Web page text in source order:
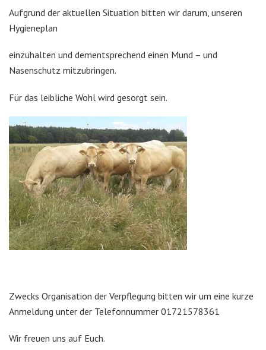
Aufgrund der aktuellen Situation bitten wir darum, unseren
Hygieneplan
einzuhalten und dementsprechend einen Mund – und
Nasenschutz mitzubringen.
Für das leibliche Wohl wird gesorgt sein.
Zwecks Organisation der Verpflegung bitten wir um eine kurze
Anmeldung unter der Telefonnummer 01721578361
Wir freuen uns auf Euch.